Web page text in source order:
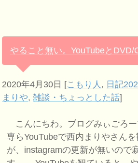
やること無い。YouTubeとDVD/
2020年4月30日 [こもり人 , 日記
まりや,雑談・ちょっとした話]
こんにちわ。ブログみぃごろ
専らYouTubeで西内まりやさん
が、instagramの更新が無いので